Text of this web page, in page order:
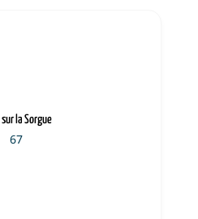
sur la Sorgue
67